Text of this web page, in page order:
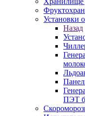
Установки
Назад
ПЭТ